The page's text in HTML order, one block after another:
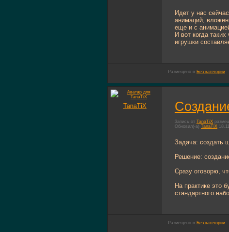
Идет у нас
анимаций,
еще и с
И вот когда
игрушки
Размещено в Без категории
TanaTiX
Запись от TanaTiX
Обновил(-а) TanaTiX
Задача: создать
Решение:
Сразу оговорю,
На практике это
стандартного
Размещено в Без категории